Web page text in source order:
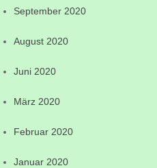
September 2020
August 2020
Juni 2020
März 2020
Februar 2020
Januar 2020